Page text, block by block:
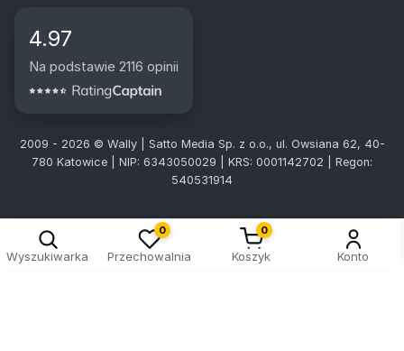
4.97
Na podstawie 2116 opinii
2009 - 2026 © Wally | Satto Media Sp. z o.o., ul. Owsiana 62, 40-
780 Katowice | NIP: 6343050029 | KRS: 0001142702 | Regon:
540531914
Wyszukiwarka
0
Przechowalnia
0
Koszyk Konto